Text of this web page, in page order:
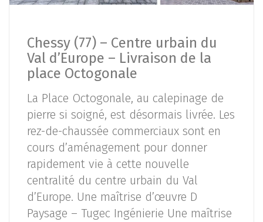
Chessy (77) – Centre urbain du
Val d’Europe – Livraison de la
place Octogonale
La Place Octogonale, au calepinage de
pierre si soigné, est désormais livrée. Les
rez-de-chaussée commerciaux sont en
cours d’aménagement pour donner
rapidement vie à cette nouvelle
centralité du centre urbain du Val
d’Europe. Une maîtrise d’œuvre D
Paysage – Tugec Ingénierie Une maîtrise